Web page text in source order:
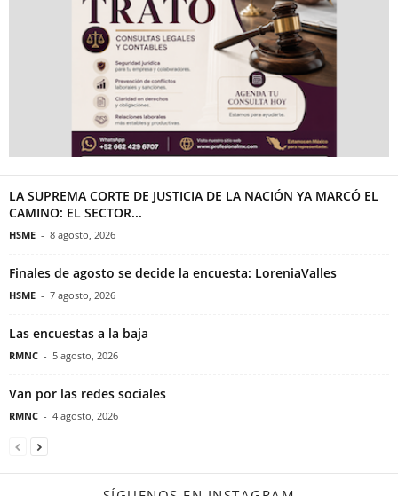
LA SUPREMA CORTE DE JUSTICIA DE LA NACIÓN YA MARCÓ EL
CAMINO: EL SECTOR...
HSME - 8 agosto, 2026
Finales de agosto se decide la encuesta: LoreniaValles
HSME - 7 agosto, 2026
Las encuestas a la baja
RMNC - 5 agosto, 2026
Van por las redes sociales
RMNC - 4 agosto, 2026